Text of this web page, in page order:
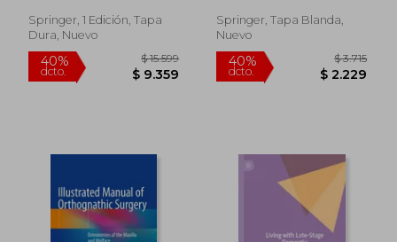
Steve
Springer, 1 Edición, Tapa
Dura, Nuevo
Springer, Tapa Blanda,
Nuevo